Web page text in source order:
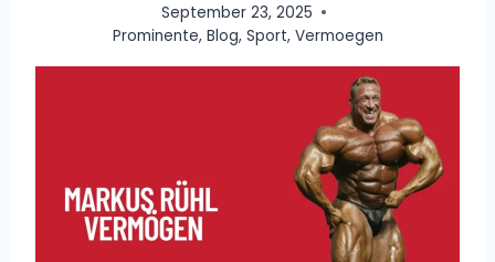
September 23, 2025
Prominente, Blog, Sport, Vermoegen